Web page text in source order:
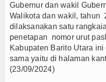
Ateng
SIAL Food
Kapolres
Munjirin
PTPN I
Gubernur dan wakil
Walikota dan wakil, tahun
dilaksanakan satu
penetapan nomor urut
Kabupaten Barito Utara
sama yaitu di halaman
(23/09/2024)